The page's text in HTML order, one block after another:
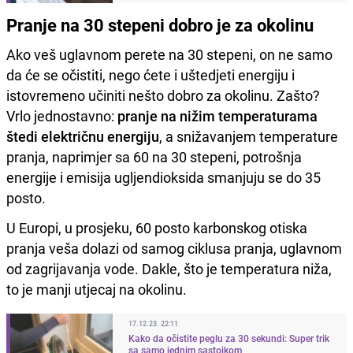
Pranje na 30 stepeni dobro je za okolinu
Ako veš uglavnom perete na 30 stepeni, on ne samo
da će se očistiti, nego ćete i uštedjeti energiju i
istovremeno učiniti nešto dobro za okolinu. Zašto?
Vrlo jednostavno: pranje na nižim temperaturama
štedi električnu energiju, a snižavanjem temperature
pranja, naprimjer sa 60 na 30 stepeni, potrošnja
energije i emisija ugljendioksida smanjuju se do 35
posto.
U Europi, u prosjeku, 60 posto karbonskog otiska
pranja veša dolazi od samog ciklusa pranja, uglavnom
od zagrijavanja vode. Dakle, što je temperatura niža,
to je manji utjecaj na okolinu.
17.12.23. 22:11
Kako da očistite peglu za 30 sekundi: Super trik
sa samo jednim sastojkom